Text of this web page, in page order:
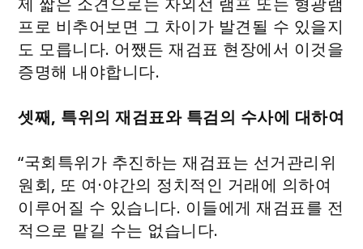
프로 비추어보면 그 차이가 발견될 수 있을지
도 모릅니다. 어쨌든 재검표 현장에서 이것을
증명해 내야합니다.
셋째, 특위의 재검표와 특검의 수사에 대하여
“국회특위가 추진하는 재검표는 선거관리위
원회, 또 여·야간의 정치적인 거래에 의하여
이루어질 수 있습니다. 이들에게 재검표를 전
적으로 맡길 수는 없습니다.